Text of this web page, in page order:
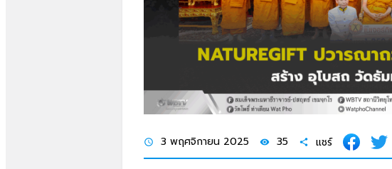
schedule 3 พฤศจิกายน 2025 visibility 35 share แชร์